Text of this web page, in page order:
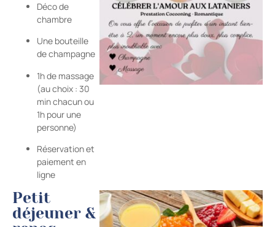
Déco de
chambre
Une bouteille
de champagne
1h de massage
(au choix : 30
min chacun ou
1h pour une
personne)
Réservation et
paiement en
ligne
Petit
déjeuner &